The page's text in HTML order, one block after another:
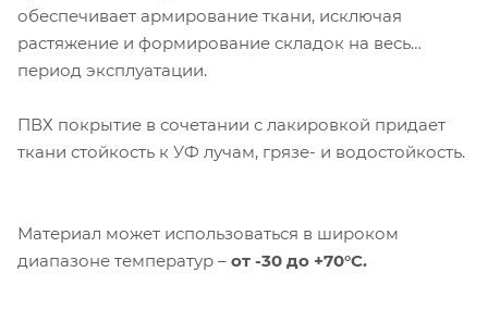
обеспечивает армирование ткани, исключая
растяжение и формирование складок на весь
период эксплуатации.
ПВХ покрытие в сочетании с лакировкой придает
ткани стойкость к УФ лучам, грязе- и водостойкость.
Материал может использоваться в широком
диапазоне температур – от -30 до +70°С.
Компания «Торговый Дом Технический
Текстиль» использует cookie-файлы и
улучшает работу сайта и
взаимодействие с ним. Подробнее - в
Принять